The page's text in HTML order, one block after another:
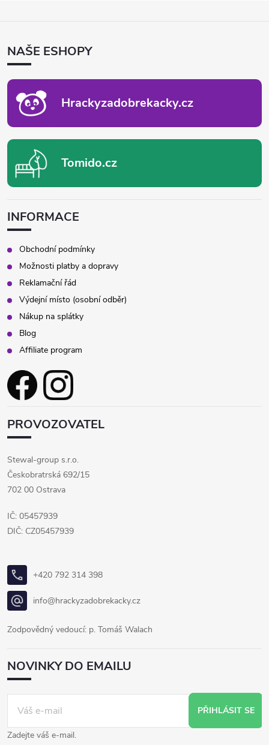
ANAŠE ESHOPY
Hrackyzadobrekacky.cz
Tomido.cz
INFORMACE
Obchodní podmínky
Možnosti platby a dopravy
Reklamační řád
Výdejní místo (osobní odběr)
Nákup na splátky
Blog
Affiliate program
PROVOZOVATEL
Stewal-group s.r.o.
Českobratrská 692/15
702 00 Ostrava
IČ: 05457939
DIČ: CZ05457939
+420 792 314 398
info@hrackyzadobrekacky.cz
Zodpovědný vedoucí: p. Tomáš Walach
NOVINKY DO EMAILU
PŘIHLÁSIT SE
Zadejte váš e-mail.